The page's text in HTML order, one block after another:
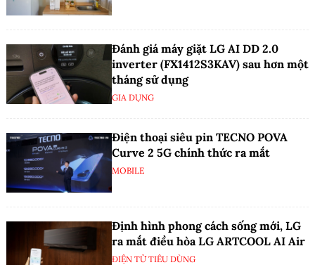
Đánh giá máy giặt LG AI DD 2.0
inverter (FX1412S3KAV) sau hơn một
tháng sử dụng
GIA DỤNG
Điện thoại siêu pin TECNO POVA
Curve 2 5G chính thức ra mắt
MOBILE
Định hình phong cách sống mới, LG
ra mắt điều hòa LG ARTCOOL AI Air
ĐIỆN TỬ TIÊU DÙNG